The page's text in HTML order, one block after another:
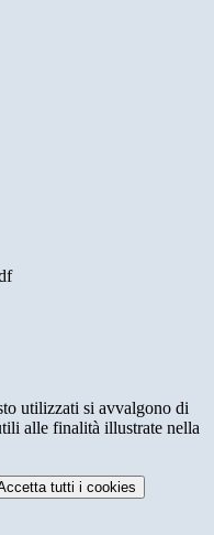
utilizzati si avvalgono di
alle finalità illustrate nella
tutti i cookies